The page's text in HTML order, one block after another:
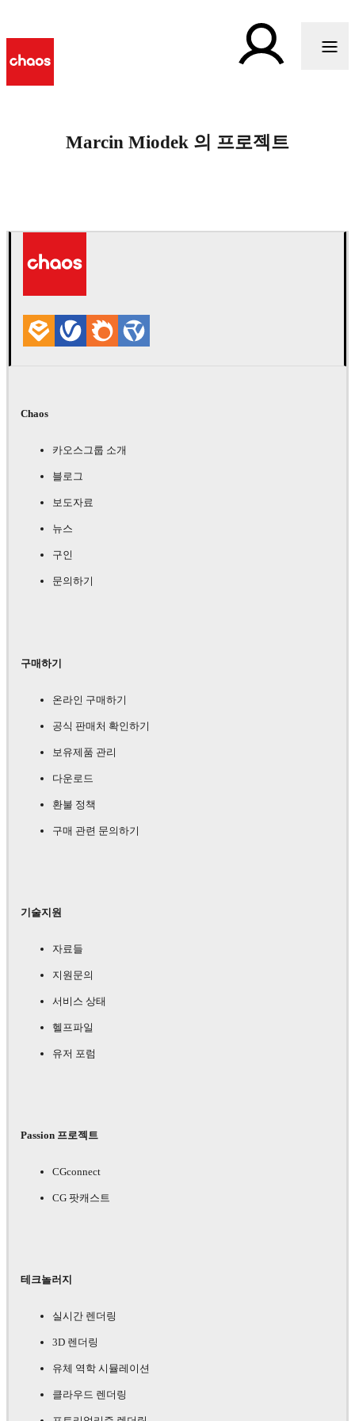
Marcin Miodek 의 프로젝트
Chaos
카오스그룹 소개
블로그
보도자료
뉴스
구인
문의하기
구매하기
온라인 구매하기
공식 판매처 확인하기
보유제품 관리
다운로드
환불 정책
구매 관련 문의하기
기술지원
자료들
지원문의
서비스 상태
헬프파일
유저 포럼
Passion 프로젝트
CGconnect
CG 팟캐스트
테크놀러지
실시간 렌더링
3D 렌더링
유체 역학 시뮬레이션
클라우드 렌더링